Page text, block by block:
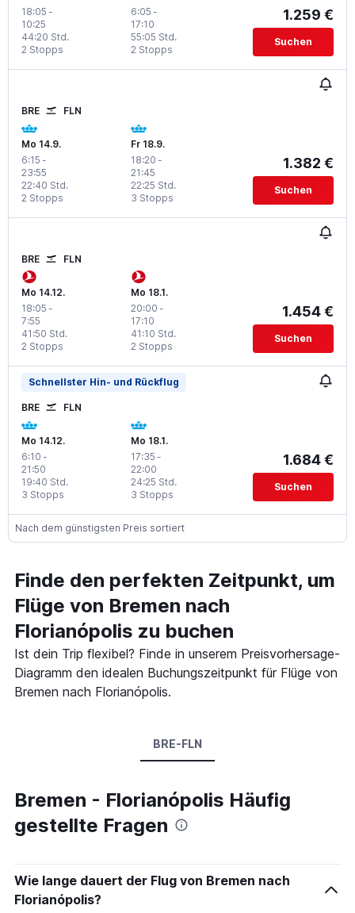
18:05 -
10:25
2 Stopps
44:20 Std.
6:05 -
17:10
2 Stopps
55:05 Std.
1.259 €
Suchen
BRE FLN
Mo 14.9.
6:15 -
23:55
2 Stopps
22:40 Std.
Fr 18.9.
18:20 -
21:45
3 Stopps
22:25 Std.
1.382 €
Suchen
BRE FLN
Mo 14.12.
18:05 -
7:55
2 Stopps
41:50 Std.
Mo 18.1.
20:00 -
17:10
2 Stopps
41:10 Std.
1.454 €
Suchen
Schnellster Hin- und Rückflug
BRE FLN
Mo 14.12.
6:10 -
21:50
3 Stopps
19:40 Std.
Mo 18.1.
17:35 -
22:00
3 Stopps
24:25 Std.
1.684 €
Suchen
Nach dem günstigsten Preis sortiert
Finde den perfekten Zeitpunkt, um
Flüge von Bremen nach
Florianópolis zu buchen
Ist dein Trip flexibel? Finde in unserem Preisvorhersage-
Diagramm den idealen Buchungszeitpunkt für Flüge von
Bremen nach Florianópolis.
BRE-FLN
Bremen - Florianópolis Häufig
gestellte Fragen
Wie lange dauert der Flug von Bremen nach
Florianópolis?